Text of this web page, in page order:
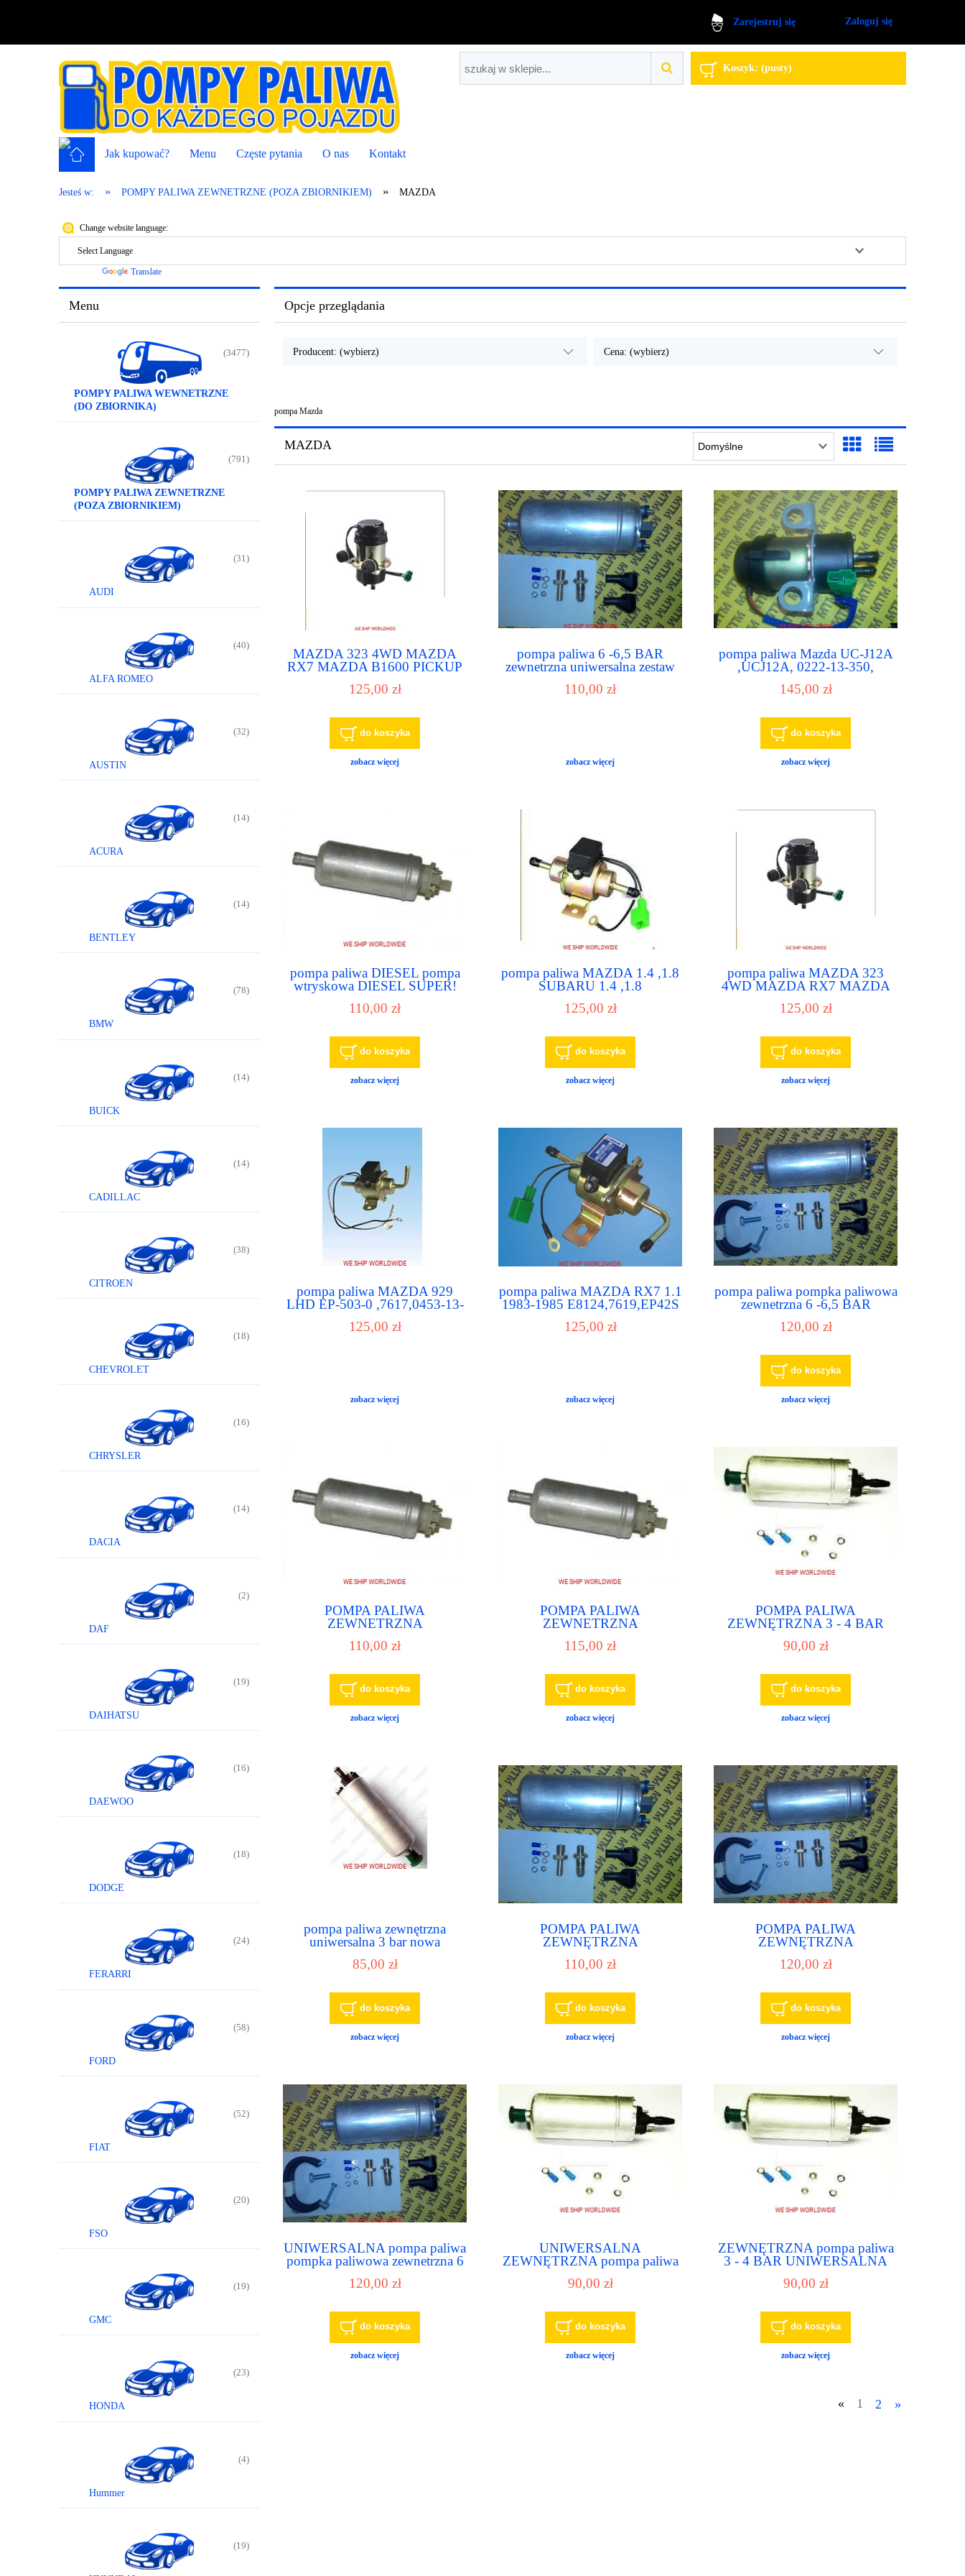
Zarejestruj się Zaloguj się
Koszyk: (pusty)
Jak kupować? Menu Częste pytania O nas Kontakt
Jesteś w: » POMPY PALIWA ZEWNETRZNE (POZA ZBIORNIKIEM) » MAZDA
Change website language:
Translate
Menu
POMPY PALIWA WEWNETRZNE
(DO ZBIORNIKA)
(3477)
POMPY PALIWA ZEWNETRZNE
(POZA ZBIORNIKIEM)
(791)
AUDI
(31)
ALFA ROMEO
(40)
AUSTIN
(32)
ACURA
(14)
BENTLEY
(14)
BMW
(78)
BUICK
(14)
CADILLAC
(14)
CITROEN
(38)
CHEVROLET
(18)
CHRYSLER
(16)
DACIA
(14)
DAF
(2)
DAIHATSU
(19)
DAEWOO
(16)
DODGE
(18)
FERARRI
(24)
FORD
(58)
FIAT
(52)
FSO
(20)
GMC
(19)
HONDA
(23)
Hummer
(4)
(19)
Opcje przeglądania
Producent: (wybierz) Cena: (wybierz)
pompa Mazda
MAZDA
MAZDA 323 4WD MAZDA
RX7 MAZDA B1600 PICKUP
0222-13-350,7625,UC-J12A
paliwowa
125,00 zł
do koszyka
zobacz więcej
pompa paliwa 6 -6,5 BAR
zewnetrzna uniwersalna zestaw
110,00 zł
zobacz więcej
pompa paliwa Mazda UC-J12A
,UCJ12A, 0222-13-350,
145,00 zł
do koszyka
zobacz więcej
pompa paliwa DIESEL pompa
wtryskowa DIESEL SUPER!
110,00 zł
do koszyka
zobacz więcej
pompa paliwa MAZDA 1.4 ,1.8
SUBARU 1.4 ,1.8
125,00 zł
do koszyka
zobacz więcej
pompa paliwa MAZDA 323
4WD MAZDA RX7 MAZDA
B1800 PICKUP OE 0222-13-
125,00 zł
do koszyka
zobacz więcej
pompa paliwa MAZDA 929
LHD EP-503-0 ,7617,0453-13-
125,00 zł
zobacz więcej
pompa paliwa MAZDA RX7 1.1
1983-1985 E8124,7619,EP42S
125,00 zł
zobacz więcej
pompa paliwa pompka paliwowa
zewnetrzna 6 -6,5 BAR
120,00 zł
do koszyka
zobacz więcej
POMPA PALIWA
ZEWNETRZNA
WSPOMAGAJĄCA POMPĘ
POMPĘ GŁÓWNĄ DIESEL
12V
110,00 zł
do koszyka
zobacz więcej
POMPA PALIWA
ZEWNETRZNA
WSPOMAGAJĄCA POMPĘ
POMPĘ GŁÓWNĄ DIESEL
24V
115,00 zł
do koszyka
zobacz więcej
POMPA PALIWA
ZEWNĘTRZNA 3 - 4 BAR
UNIWERSALNA
90,00 zł
do koszyka
zobacz więcej
pompa paliwa zewnętrzna
uniwersalna 3 bar nowa
85,00 zł
do koszyka
zobacz więcej
POMPA PALIWA
ZEWNĘTRZNA
zestaw nr.1
110,00 zł
do koszyka
zobacz więcej
POMPA PALIWA
ZEWNĘTRZNA
zestaw nr.2
120,00 zł
do koszyka
zobacz więcej
UNIWERSALNA pompa paliwa
pompka paliwowa zewnetrzna 6
120,00 zł
do koszyka
zobacz więcej
UNIWERSALNA
ZEWNĘTRZNA pompa paliwa
90,00 zł
do koszyka
zobacz więcej
ZEWNĘTRZNA pompa paliwa
3 - 4 BAR UNIWERSALNA
90,00 zł
do koszyka
zobacz więcej
« 1 2 »